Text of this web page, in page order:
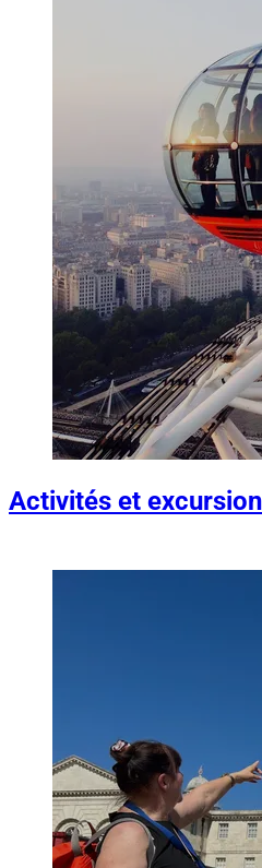
Activités et